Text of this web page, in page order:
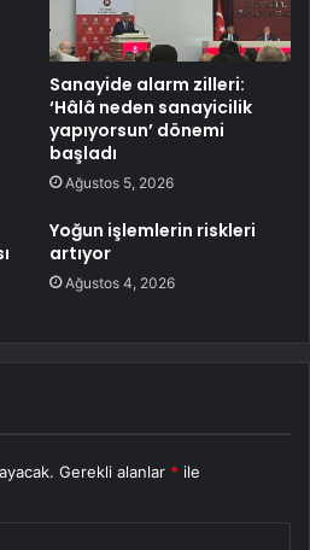
Sanayide alarm zilleri:
‘Hâlâ neden sanayicilik
yapıyorsun’ dönemi
başladı
Ağustos 5, 2026
Yoğun işlemlerin riskleri
artıyor
Ağustos 4, 2026
Gerekli alanlar * ile